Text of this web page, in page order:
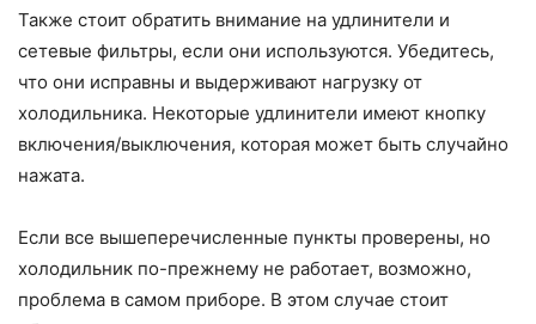
Также стоит обратить внимание на удлинители и
сетевые фильтры, если они используются. Убедитесь,
что они исправны и выдерживают нагрузку от
холодильника. Некоторые удлинители имеют кнопку
включения/выключения, которая может быть случайно
нажата.
Если все вышеперечисленные пункты проверены, но
холодильник по-прежнему не работает, возможно,
проблема в самом приборе. В этом случае стоит